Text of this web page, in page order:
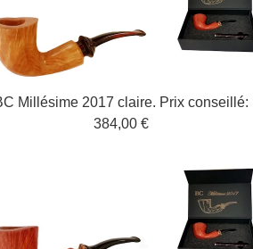
Millésime 2017 claire. Prix conseill é:
384,00 €